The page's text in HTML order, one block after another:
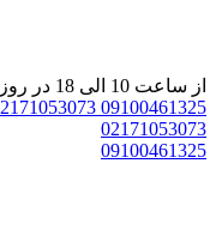
تعطیل
02171053073